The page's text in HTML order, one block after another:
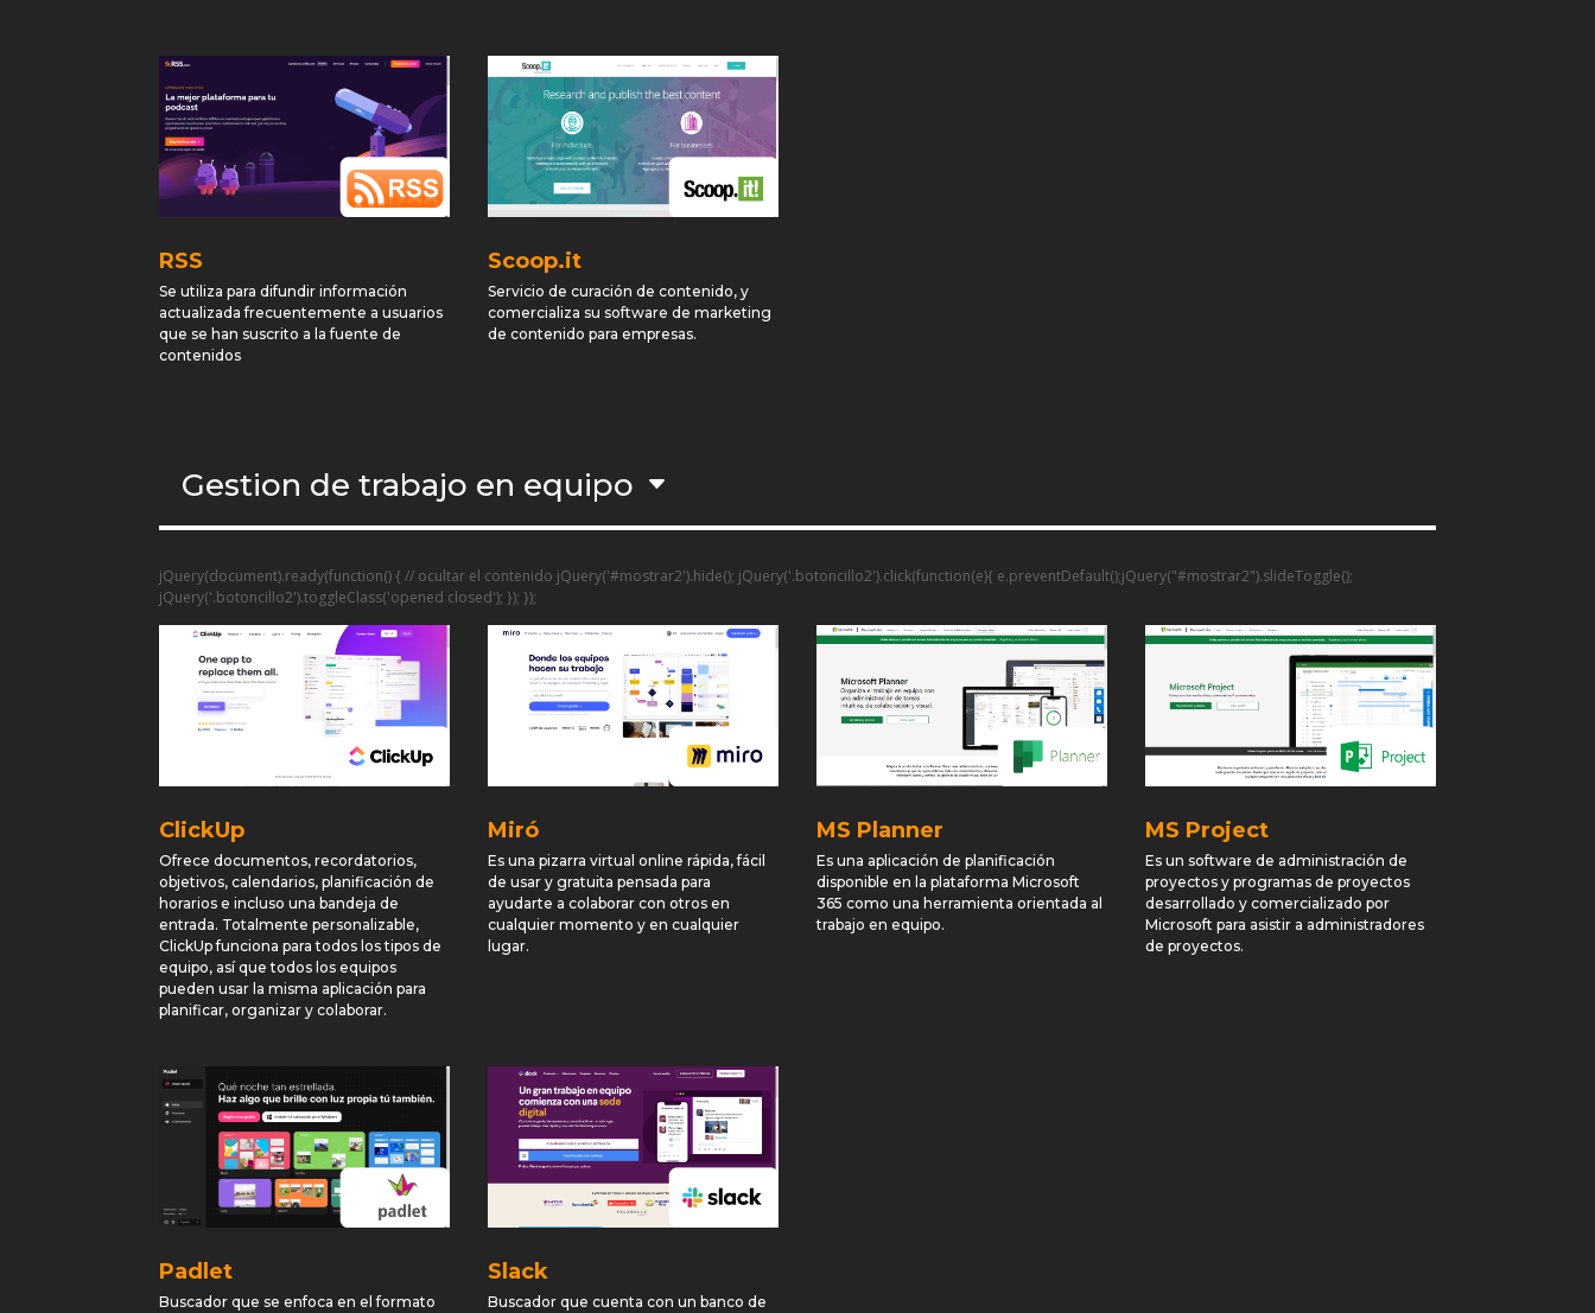
RSS
Se utiliza para difundir información
actualizada frecuentemente a usuarios
que se han suscrito a la fuente de
contenidos
Scoop.it
Servicio de curación de contenido, y
comercializa su software de marketing
de contenido para empresas.
Gestion de trabajo en equipo
jQuery(document).ready(function() { // ocultar el contenido jQuery('#mostrar2').hide(); jQuery('.botoncillo2').click(function(e){ e.preventDefault();jQuery("#mostrar2").slideToggle();
jQuery('.botoncillo2').toggleClass('opened closed'); }); });
ClickUp
Ofrece documentos, recordatorios,
objetivos, calendarios, planificación de
horarios e incluso una bandeja de
entrada. Totalmente personalizable,
ClickUp funciona para todos los tipos de
equipo, así que todos los equipos
pueden usar la misma aplicación para
planificar, organizar y colaborar.
Miró
Es una pizarra virtual online rápida, fácil
de usar y gratuita pensada para
ayudarte a colaborar con otros en
cualquier momento y en cualquier
lugar.
MS Planner
Es una aplicación de planificación
disponible en la plataforma Microsoft
365 como una herramienta orientada al
trabajo en equipo.
MS Project
Es un software de administración de
proyectos y programas de proyectos
desarrollado y comercializado por
Microsoft para asistir a administradores
de proyectos.
Padlet
Buscador que se enfoca en el formato
Slack
Buscador que cuenta con un banco de